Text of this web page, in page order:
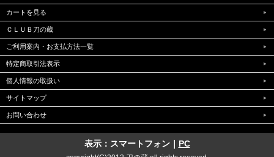
カートを見る
ＣＬＵＢ刀の蔵
ご利用案内・お支払方法一覧
特定商取引法表示
個人情報の取扱い
サイトマップ
お問い合わせ
表示：スマートフォン｜ PC